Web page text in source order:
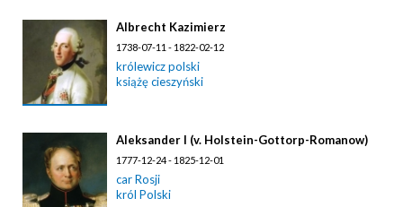
Albrecht Kazimierz
1738-07-11 - 1822-02-12
królewicz polski
książę cieszyński
Aleksander I (v. Holstein-Gottorp-Romanow)
1777-12-24 - 1825-12-01
car Rosji
król Polski